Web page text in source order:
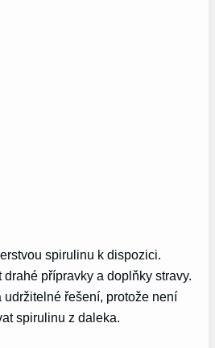
spirulinu k dispozici.
přípravky a doplňky stravy.
udržitelné řešení, protože není
spirulinu z daleka.